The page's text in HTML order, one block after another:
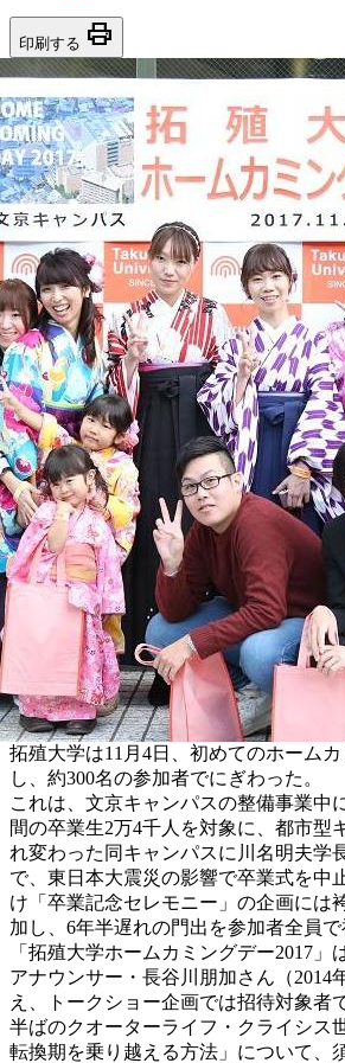
印刷する print
拓殖大学は11月4日、初めてのホーム
し、約300名の参加者でにぎわった。
これは、文京キャンパスの整備事業中
間の卒業生2万4千人を対象に、都市型
れ変わった同キャンパスに川名明夫学
で、東日本大震災の影響で卒業式を中
け「卒業記念セレモニー」の企画には
加し、6年半遅れの門出を参加者全員で
「拓殖大学ホームカミングデー2017」
アナウンサー・長谷川朋加さん（2014
え、トークショー企画では招待対象者
半ばのクオーターライフ・クライシス
転換期を乗り越える方法」について、